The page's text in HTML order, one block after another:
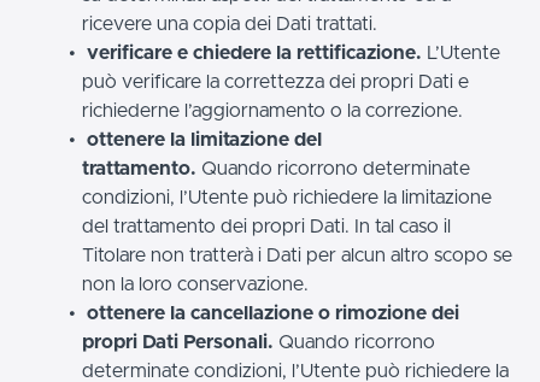
ricevere una copia dei Dati trattati.
verificare e chiedere la rettificazione. L’Utente
può verificare la correttezza dei propri Dati e
richiederne l’aggiornamento o la correzione.
ottenere la limitazione del
trattamento. Quando ricorrono determinate
condizioni, l’Utente può richiedere la limitazione
del trattamento dei propri Dati. In tal caso il
Titolare non tratterà i Dati per alcun altro scopo se
non la loro conservazione.
ottenere la cancellazione o rimozione dei
propri Dati Personali. Quando ricorrono
determinate condizioni, l’Utente può richiedere la